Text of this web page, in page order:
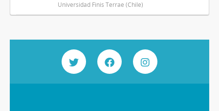
Universidad Finis Terrae (Chile)